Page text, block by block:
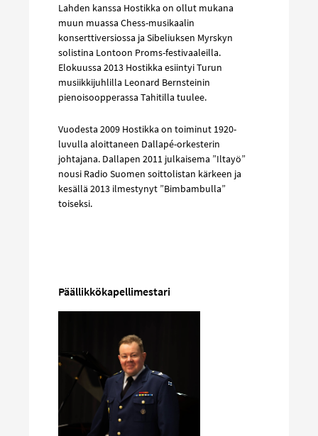
Lahden kanssa Hostikka on ollut mukana
muun muassa Chess-musikaalin
konserttiversiossa ja Sibeliuksen Myrskyn
solistina Lontoon Proms-festivaaleilla.
Elokuussa 2013 Hostikka esiintyi Turun
musiikkijuhlilla Leonard Bernsteinin
pienoisoopperassa Tahitilla tuulee.
Vuodesta 2009 Hostikka on toiminut 1920-
luvulla aloittaneen Dallapé-orkesterin
johtajana. Dallapen 2011 julkaisema ”Iltayö”
nousi Radio Suomen soittolistan kärkeen ja
kesällä 2013 ilmestynyt ”Bimbambulla”
toiseksi.
Päällikkökapellimestari